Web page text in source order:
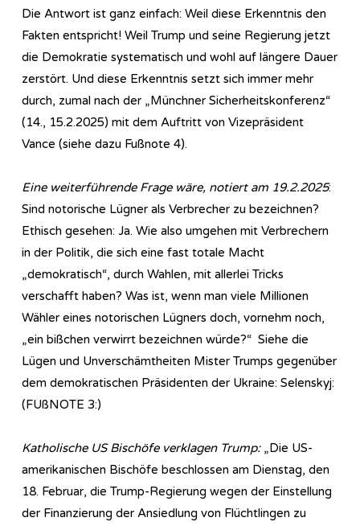
Die Antwort ist ganz einfach: Weil diese Erkenntnis den
Fakten entspricht! Weil Trump und seine Regierung jetzt
die Demokratie systematisch und wohl auf längere Dauer
zerstört. Und diese Erkenntnis setzt sich immer mehr
durch, zumal nach der „Münchner Sicherheitskonferenz“
(14., 15.2.2025) mit dem Auftritt von Vizepräsident
Vance (siehe dazu Fußnote 4).
Eine weiterführende Frage wäre, notiert am 19.2.2025:
Sind notorische Lügner als Verbrecher zu bezeichnen?
Ethisch gesehen: Ja. Wie also umgehen mit Verbrechern
in der Politik, die sich eine fast totale Macht
„demokratisch“, durch Wahlen, mit allerlei Tricks
verschafft haben? Was ist, wenn man viele Millionen
Wähler eines notorischen Lügners doch, vornehm noch,
„ein bißchen verwirrt bezeichnen würde?“ Siehe die
Lügen und Unverschämtheiten Mister Trumps gegenüber
dem demokratischen Präsidenten der Ukraine: Selenskyj:
(FUßNOTE 3:)
Katholische US Bischöfe verklagen Trump:„Die US-
amerikanischen Bischöfe beschlossen am Dienstag, den
18. Februar, die Trump-Regierung wegen der Einstellung
der Finanzierung der Ansiedlung von Flüchtlingen zu